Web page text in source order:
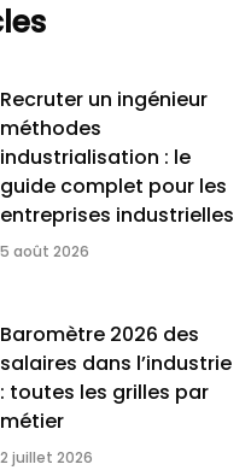
Recruter un ingénieur
méthodes
industrialisation : le
guide complet pour les
entreprises industrielles
5 août 2026
Baromètre 2026 des
salaires dans l’industrie
: toutes les grilles par
métier
2 juillet 2026